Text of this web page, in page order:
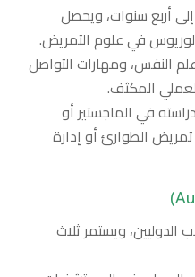
أربع سنوات، ويحصل
في علوم التمريض.
علم النفس، ومهارات التواصل
المكثف.
في الماجستير أو
الطوارئ أو إدارة
الدوليين، ويستمر ثلاث